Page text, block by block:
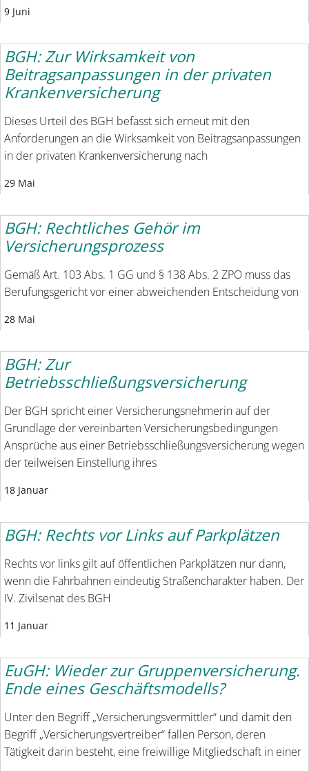
9 Juni
BGH: Zur Wirksamkeit von
Beitragsanpassungen in der privaten
Krankenversicherung
Dieses Urteil des BGH befasst sich erneut mit den
Anforderungen an die Wirksamkeit von Beitragsanpassungen
in der privaten Krankenversicherung nach
29 Mai
BGH: Rechtliches Gehör im
Versicherungsprozess
Gemäß Art. 103 Abs. 1 GG und § 138 Abs. 2 ZPO muss das
Berufungsgericht vor einer abweichenden Entscheidung von
28 Mai
BGH: Zur
Betriebsschließungsversicherung
Der BGH spricht einer Versicherungsnehmerin auf der
Grundlage der vereinbarten Versicherungsbedingungen
Ansprüche aus einer Betriebsschließungsversicherung wegen
der teilweisen Einstellung ihres
18 Januar
BGH: Rechts vor Links auf Parkplätzen
Rechts vor links gilt auf öffent­lichen Parkplätzen nur dann,
wenn die Fahrbahnen eindeutig Straßencharakter haben. Der
IV. Zivilsenat des BGH
11 Januar
EuGH: Wieder zur Gruppenversicherung.
Ende eines Geschäftsmodells?
Unter den Begriff „Versicherungsvermittler“ und damit den
Begriff „Versicherungsvertreiber“ fallen Person, deren
Tätigkeit darin besteht, eine freiwillige Mitgliedschaft in einer